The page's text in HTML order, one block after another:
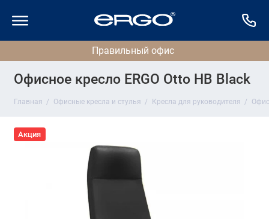
Офисное кресло ERGO Otto HB Black
Главная Офисные кресла и стулья Кресла для руководителя
Акция